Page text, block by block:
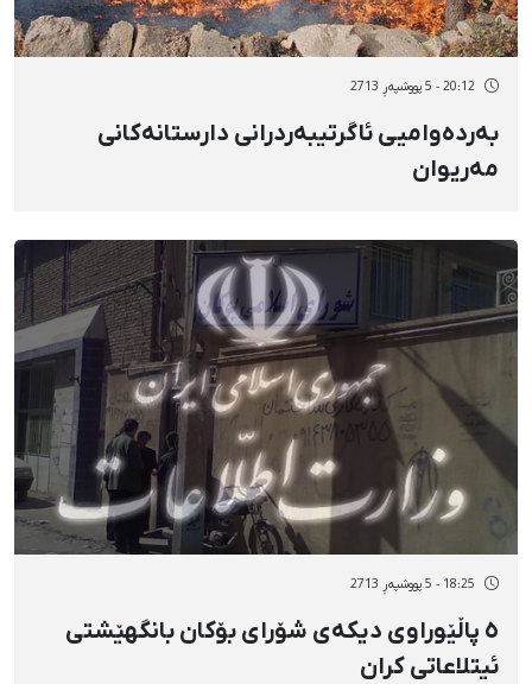
20:12 - 5 پووشپەڕ 2713
بەردەوامیی ئاگرتیبەردرانی دارستانەکانی
مەریوان
18:25 - 5 پووشپەڕ 2713
٥ پاڵێوراوی دیکەی شۆرای بۆکان بانگهێشتی
ئیتلاعاتی کران